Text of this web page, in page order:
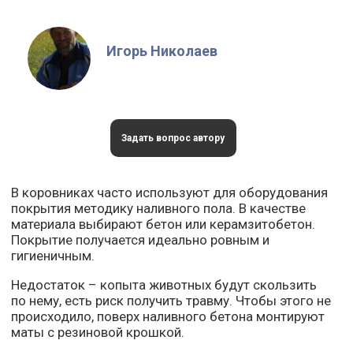
Игорь Николаев
Задать вопрос автору
В коровниках часто используют для оборудования
покрытия методику наливного пола. В качестве
материала выбирают бетон или керамзитобетон.
Покрытие получается идеально ровным и
гигиеничным.
Недостаток – копыта животных будут скользить
по нему, есть риск получить травму. Чтобы этого не
происходило, поверх наливного бетона монтируют
маты с резиновой крошкой.